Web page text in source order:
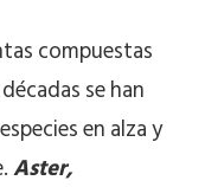
compuestas
se han
en alza y
Aster,